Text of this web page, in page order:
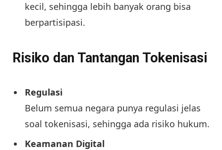
kecil, sehingga lebih banyak orang bisa
berpartisipasi.
Risiko dan Tantangan Tokenisasi
Regulasi
Belum semua negara punya regulasi jelas
soal tokenisasi, sehingga ada risiko hukum.
Keamanan Digital